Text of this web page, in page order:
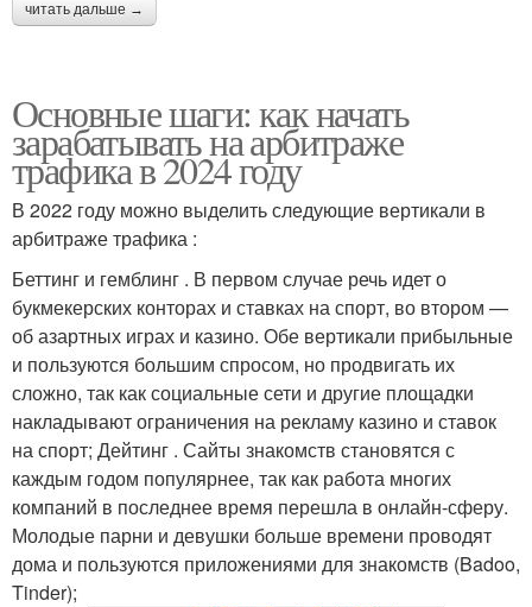
читать дальше →
Основные шаги: как начать
зарабатывать на арбитраже
трафика в 2024 году
В 2022 году можно выделить следующие вертикали в
арбитраже трафика :
Беттинг и гемблинг . В первом случае речь идет о
букмекерских конторах и ставках на спорт, во втором —
об азартных играх и казино. Обе вертикали прибыльные
и пользуются большим спросом, но продвигать их
сложно, так как социальные сети и другие площадки
накладывают ограничения на рекламу казино и ставок
на спорт; Дейтинг . Сайты знакомств становятся с
каждым годом популярнее, так как работа многих
компаний в последнее время перешла в онлайн-сферу.
Молодые парни и девушки больше времени проводят
дома и пользуются приложениями для знакомств (Badoo,
Tinder);